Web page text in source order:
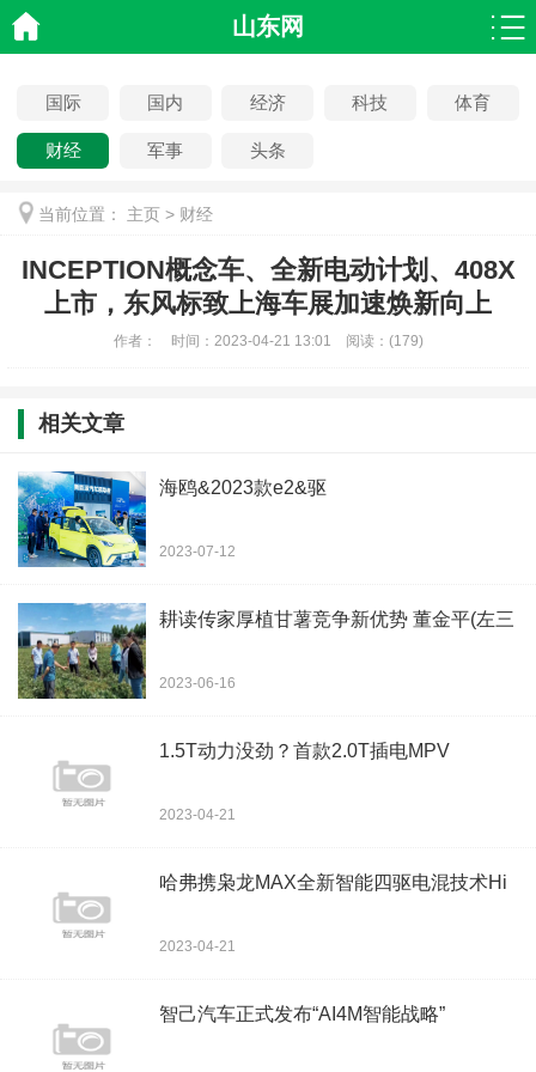
山东网
国际 国内 经济 科技 体育
财经 军事 头条
当前位置： 主页 > 财经
INCEPTION概念车、全新电动计划、408X
上市，东风标致上海车展加速焕新向上
作者： 时间： 2023-04-21 13:01 阅读： (179)
相关文章
海鸥&2023款e2&驱
2023-07-12
耕读传家厚植甘薯竞争新优势 董金平(左三
2023-06-16
1.5T动力没劲？首款2.0T插电MPV
2023-04-21
哈弗携枭龙MAX全新智能四驱电混技术Hi
2023-04-21
智己汽车正式发布“AI4M智能战略”